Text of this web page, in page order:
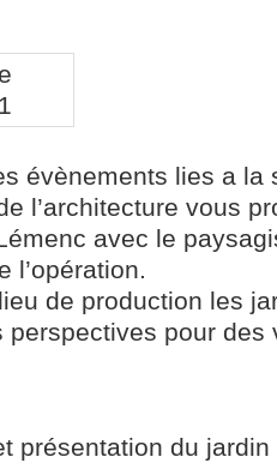
évènements lies a la
l’architecture vous
avec le
l’opération.
de production les
perspectives pour des
présentation du jardin